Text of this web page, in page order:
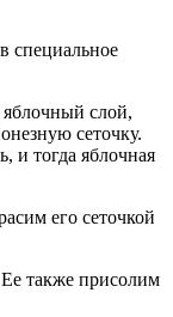
специальное
слой,
сеточку.
и тогда яблочная
его сеточкой
также присолим